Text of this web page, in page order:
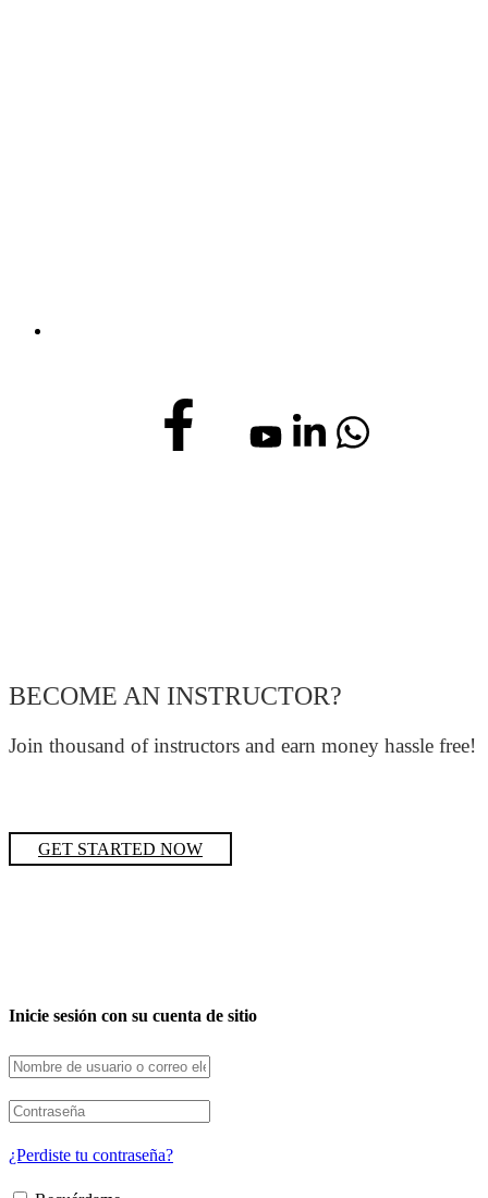
BECOME AN INSTRUCTOR?
Join thousand of instructors and earn money hassle free!
GET STARTED NOW
Inicie sesión con su cuenta de sitio
¿Perdiste tu contraseña?